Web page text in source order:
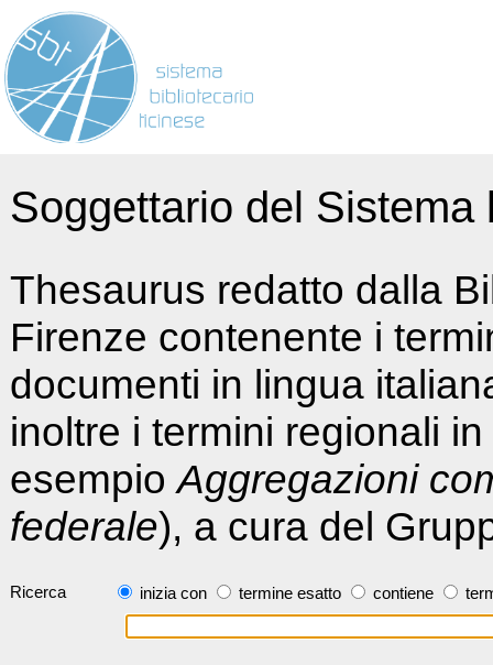
Soggettario del
Thesaurus redatto dalla
Firenze contenente i
documenti in lingua
inoltre i termini regionali
esempioAggregazioni
federale), a cura del
Ricerca inizia con termine esatto contiene